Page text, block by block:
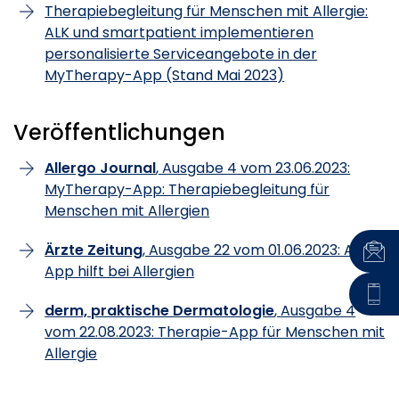
Therapiebegleitung für Menschen mit Allergie:
ALK und smartpatient implementieren
personalisierte Serviceangebote in der
MyTherapy-App (Stand Mai 2023)
Veröffentlichungen
Allergo Journal, Ausgabe 4 vom 23.06.2023:
MyTherapy-App: Therapiebegleitung für
Menschen mit Allergien
Ärzte Zeitung, Ausgabe 22 vom 01.06.2023: ALK:
App hilft bei Allergien
derm, praktische Dermatologie, Ausgabe 4
vom 22.08.2023: Therapie-App für Menschen mit
Allergie